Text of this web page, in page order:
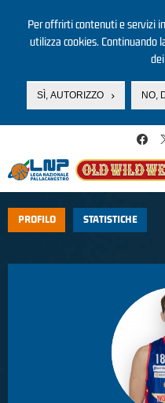
Per offrirti contenuti e servizi
utilizza cookies. Continuando
SÌ, AUTORIZZO NO,
PROFILO STATISTICHE